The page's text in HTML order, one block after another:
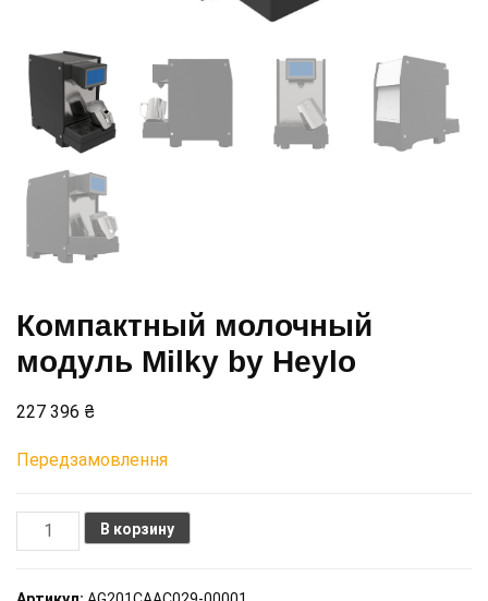
Компактный молочный
модуль Milky by Heylo
227 396 ₴
Передзамовлення
Количество
товара
В корзину